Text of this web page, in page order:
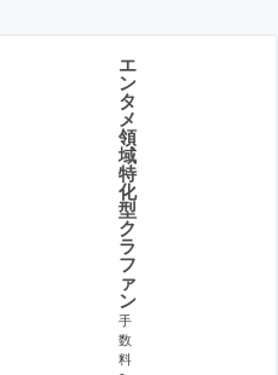
エ
ン
タ
メ
領
域
特
化
型
ク
ラ
フ
ァ
ン
手
数
料